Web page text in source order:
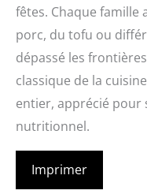
fêtes. Chaque famille
porc, du tofu ou
dépassé les
classique de la
entier, apprécié pour
nutritionnel.
Imprimer